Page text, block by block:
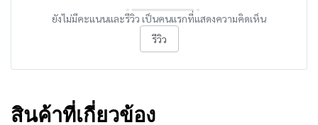
ยังไม่มีคะแนนและรีวิว เป็นคนแรกที่แสดงความคิดเห็น
รีวิว
สินค้าที่เกี่ยวข้อง